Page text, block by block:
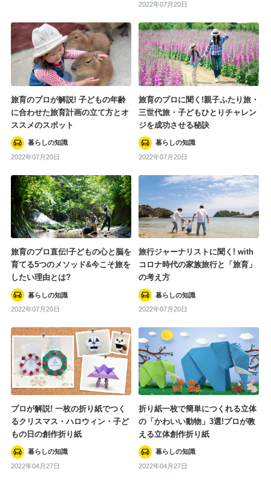
2022年07月20日
旅育のプロが解説! 子どもの年齢
に合わせた旅育計画の立て方とオ
ススメのスポット
暮らしの知識
2022年07月20日
旅育のプロに聞く!親子ふたり旅・
三世代旅・子どもひとりチャレン
ジを成功させる秘訣
暮らしの知識
2022年07月20日
旅育のプロ直伝!子どもの心と脳を
育てる5つのメソッド&今こそ旅を
したい理由とは?
暮らしの知識
2022年07月20日
旅行ジャーナリストに聞く! with
コロナ時代の家族旅行と「旅育」
の考え方
暮らしの知識
2022年07月20日
プロが解説! 一枚の折り紙でつく
るクリスマス・ハロウィン・子ど
もの日の創作折り紙
暮らしの知識
2022年04月27日
折り紙一枚で簡単につくれる立体
の「かわいい動物」3選!プロが教
える立体創作折り紙
暮らしの知識
2022年04月27日